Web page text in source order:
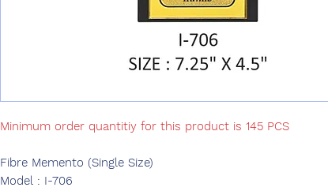
Minimum order quantitiy for this product is 145 PCS
Fibre Memento (Single Size)
Model : I-706